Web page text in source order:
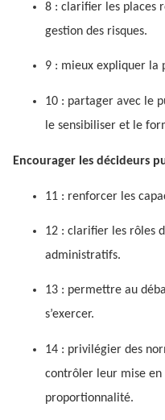
8 : clarifier les places
gestion des risques.
9 : mieux expliquer la
10 : partager avec le
le sensibiliser et le
Encourager les décideurs
11 : renforcer les
12 : clarifier les rôles
administratifs.
13 : permettre au
s’exercer.
14 : privilégier des
contrôler leur mise
proportionnalité.